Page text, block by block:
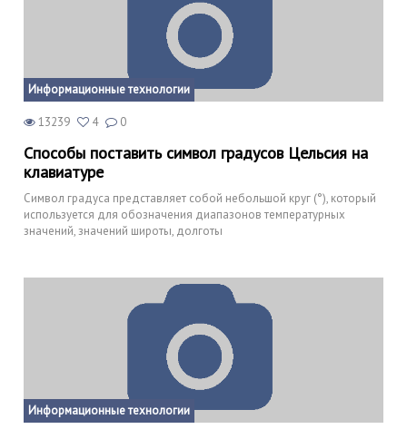
Информационные технологии
13239 4 0
Способы поставить символ градусов Цельсия на
клавиатуре
Символ градуса представляет собой небольшой круг (°), который
используется для обозначения диапазонов температурных
значений, значений широты, долготы
Информационные технологии